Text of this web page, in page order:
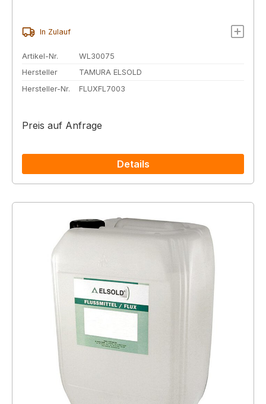
In Zulauf
Artikel-Nr.
WL30075
Hersteller
TAMURA ELSOLD
Hersteller-Nr.
FLUXFL7003
Preis auf Anfrage
Details